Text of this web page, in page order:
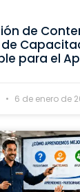
de
para el
6 de enero de